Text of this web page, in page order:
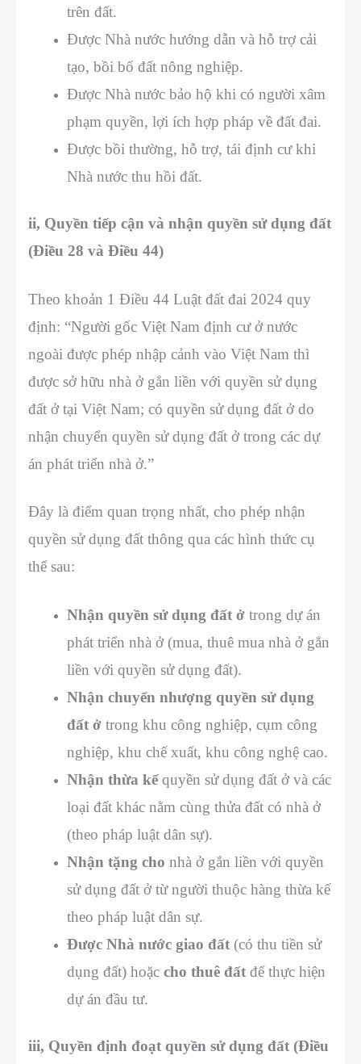
trên đất.
Được Nhà nước hướng dẫn và hỗ trợ cải
tạo, bồi bổ đất nông nghiệp.
Được Nhà nước bảo hộ khi có người xâm
phạm quyền, lợi ích hợp pháp về đất đai.
Được bồi thường, hỗ trợ, tái định cư khi
Nhà nước thu hồi đất.
ii, Quyền tiếp cận và nhận quyền sử dụng đất
(Điều 28 và Điều 44)
Theo khoản 1 Điều 44 Luật đất đai 2024 quy
định: “Người gốc Việt Nam định cư ở nước
ngoài được phép nhập cảnh vào Việt Nam thì
được sở hữu nhà ở gắn liền với quyền sử dụng
đất ở tại Việt Nam; có quyền sử dụng đất ở do
nhận chuyển quyền sử dụng đất ở trong các dự
án phát triển nhà ở.”
Đây là điểm quan trọng nhất, cho phép nhận
quyền sử dụng đất thông qua các hình thức cụ
thể sau:
Nhận quyền sử dụng đất ở trong dự án
phát triển nhà ở (mua, thuê mua nhà ở gắn
liền với quyền sử dụng đất).
Nhận chuyển nhượng quyền sử dụng
đất ở trong khu công nghiệp, cụm công
nghiệp, khu chế xuất, khu công nghệ cao.
Nhận thừa kếquyền sử dụng đất ở và các
loại đất khác nằm cùng thửa đất có nhà ở
(theo pháp luật dân sự).
Nhận tặng cho nhà ở gắn liền với quyền
sử dụng đất ở từ người thuộc hàng thừa kế
theo pháp luật dân sự.
Được Nhà nước giao đất (có thu tiền sử
dụng đất) hoặc cho thuê đất để thực hiện
dự án đầu tư.
iii, Quyền định đoạt quyền sử dụng đất (Điều